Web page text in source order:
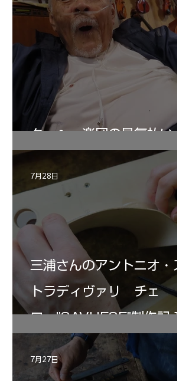
ターヘー楽団の暑気払い
三浦さんのアントニオ・ス
トラディヴァリ チェ
ロ ”SAVUESE"制作記１2
7月28日
7月27日